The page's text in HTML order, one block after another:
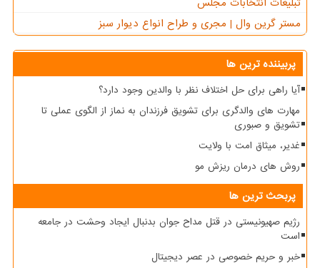
مستر گرین وال | مجری و طراح انواع دیوار سبز
پربیننده ترین ها
آیا راهی برای حل اختلاف نظر با والدین وجود دارد؟
مهارت های والدگری برای تشویق فرزندان به نماز از الگوی عملی تا
تشویق و صبوری
غدیر، میثاق امت با ولایت
روش های درمان ریزش مو
پربحث ترین ها
رژیم صهیونیستی در قتل مداح جوان بدنبال ایجاد وحشت در جامعه
است
خبر و حریم خصوصی در عصر دیجیتال